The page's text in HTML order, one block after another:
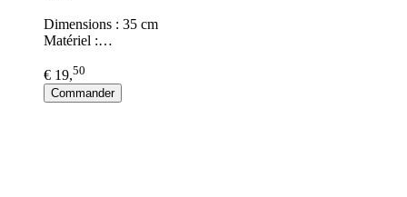
Dimensions : 35 cm
Matériel :…
€ 19,50
Commander